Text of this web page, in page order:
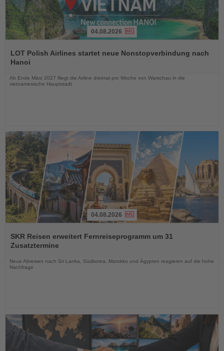
Sie
die
04.08.2026
LOT Polish Airlines startet neue Nonstopverbindung nach
Hanoi
Ab Ende März 2027 fliegt die Airline dreimal pro Woche von Warschau in die
vietnamesische Hauptstadt
Sie
die
04.08.2026
SKR Reisen erweitert Fernreiseprogramm um 31
Zusatztermine
Neue Abreisen nach Sri Lanka, Südkorea, Marokko und Ägypten reagieren auf die hohe
Nachfrage